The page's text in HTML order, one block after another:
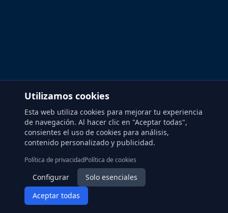
Utilizamos cookies
Esta web utiliza cookies para mejorar tu experiencia
de navegación. Al hacer clic en "Aceptar todas",
consientes el uso de cookies para análisis,
contenido personalizado y publicidad.
Política de privacidadPolítica de cookies
Configurar
Solo esenciales
Aceptar todas